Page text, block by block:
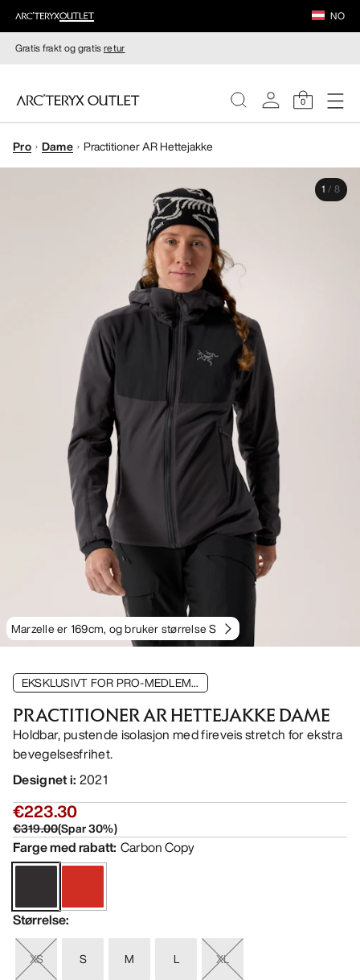
NO
Gratis frakt og gratisretur
0
DAMER
Pro Dame Practitioner AR Hettejakke
Marzelle er 169cm, og bruker størrelse S
1 / 8
EKSKLUSIVT FOR PRO-MEDLEM...
PRACTITIONER AR HETTEJAKKE DAME
Holdbar, pustende isolasjon med fireveis stretch for ekstra
bevegelsesfrihet.
Designet i: 2021
€223.30
€319.00(Spar30%)
Farge med rabatt: Carbon Copy
Størrelse:
XS S M L
XL